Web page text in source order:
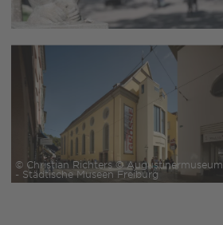
© Christian Richters © Augustinermuseum
- Städtische Museen Freiburg